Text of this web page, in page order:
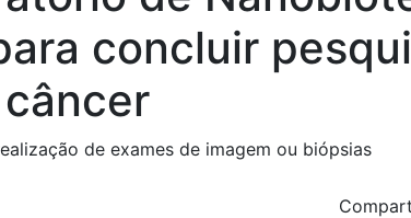
concluir
de exames de imagem ou biópsias